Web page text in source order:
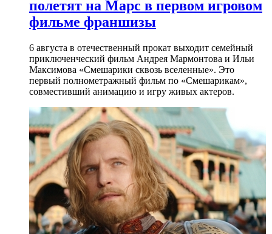
полетят на Марс в первом игровом
фильме франшизы
6 августа в отечественный прокат выходит семейный
приключенческий фильм Андрея Мармонтова и Ильи
Максимова «Смешарики сквозь вселенные». Это
первый полнометражный фильм по «Смешарикам»,
совместивший анимацию и игру живых актеров.